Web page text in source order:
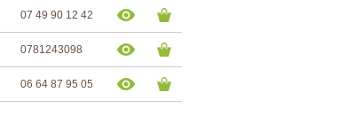
07 49 90 12 42
0781243098
06 64 87 95 05